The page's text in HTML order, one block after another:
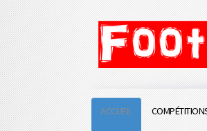
ACCUEIL